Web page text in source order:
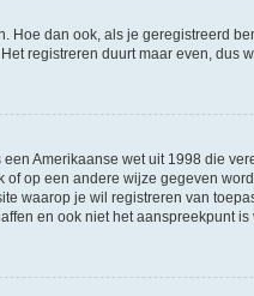
dan ook, als je geregistreerd
registreren duurt maar even, dus
Amerikaanse wet uit 1998 die
op een andere wijze gegeven
waarop je wil registreren van
en ook niet het aanspreekpunt